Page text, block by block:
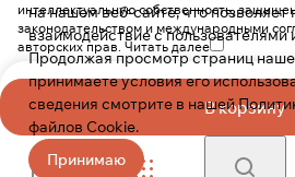
В корзину
на нашем веб-сайте, что позволяет
взаимодействие с пользователями
Продолжая просмотр страниц
принимаете условия его
сведения смотрите в нашей
файлов Cookie.
Принимаю
интеллектуальную собственность,
законодательством и международными
авторских прав. Читать далее